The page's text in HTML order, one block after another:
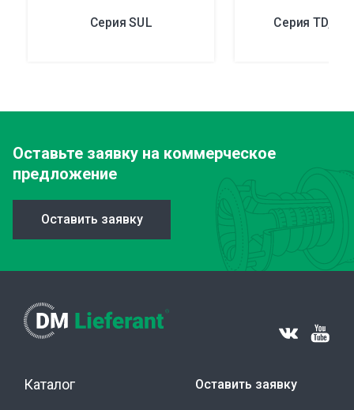
Серия SUL Серия TD,
Оставьте заявку на коммерческое
предложение
Оставить заявку
Каталог Оставить заявку